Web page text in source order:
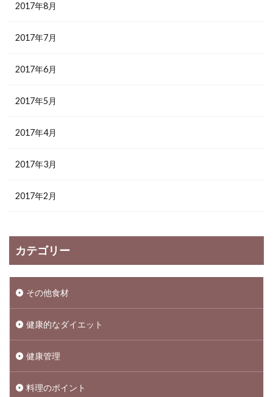
2017年8月
2017年7月
2017年6月
2017年5月
2017年4月
2017年3月
2017年2月
カテゴリー
その他食材
健康的なダイエット
健康管理
料理のポイント